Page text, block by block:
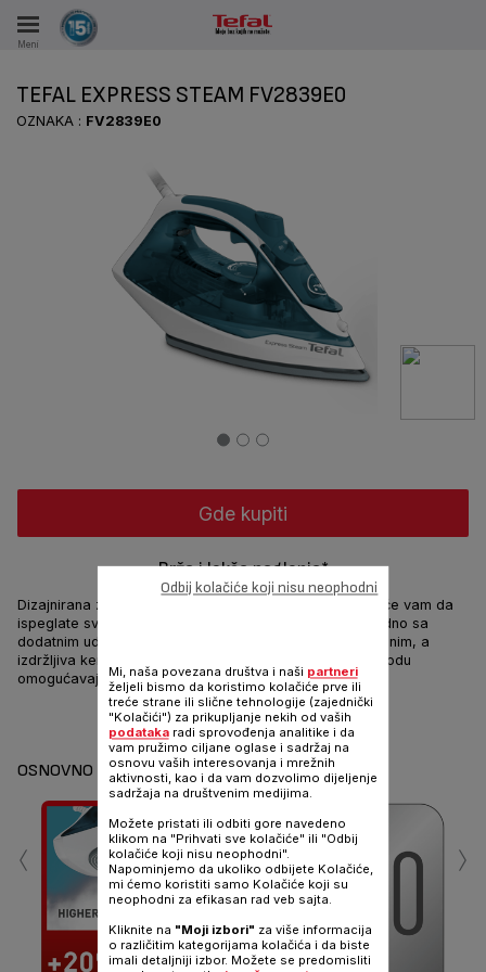
Meni
U PERIODU OD 15 GODINA
TEFAL EXPRESS STEAM FV2839E0
OZNAKA : FV2839E0
Gde kupiti
Brže i lakše peglanje*
Dizajnirana za brze i dugotrajne performanse, pomoći će vam da
ispeglate sve za kratko vreme. Snaga od 2400W zajedno sa
dodatnim udarom pare od 185g/min čini peglanje efikasnim, a
izdržljiva keramička grejna ploča i veliki rezervoar za vodu
omogućavaju da peglanje bude bez stresa.
Podeli Pošalji
OSNOVNO
‹ ›
Mi, naša povezana društva i naši partneri
željeli bismo da koristimo kolačiće prve ili
treće strane ili slične tehnologije (zajednički
"Kolačići") za prikupljanje nekih od vaših
podatakaradi sprovođenja analitike i da
vam pružimo ciljane oglase i sadržaj na
osnovu vaših interesovanja i mrežnih
aktivnosti, kao i da vam dozvolimo dijeljenje
sadržaja na društvenim medijima.
Možete pristati ili odbiti gore navedeno
klikom na "Prihvati sve kolačiće" ili "Odbij
kolačiće koji nisu neophodni".
Napominjemo da ukoliko odbijete Kolačiće,
mi ćemo koristiti samo Kolačiće koji su
neophodni za efikasan rad veb sajta.
Kliknite na "Moji izbori" za više informacija
o različitim kategorijama kolačića i da biste
imali detaljniji izbor. Možete se predomisliti
Odbij kolačiće koji nisu neophodni